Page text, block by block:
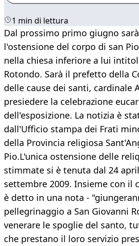
1 min di lettura
Dal prossimo primo giugno
l'ostensione del corpo di san
nella chiesa inferiore a lui
Rotondo. Sarà il prefetto della
delle cause dei santi, cardinale
presiedere la celebrazione
dell'esposizione. La notizia è
dall'Ufficio stampa dei Frati
della Provincia religiosa
Pio.L'unica ostensione delle
stimmate si è tenuta dal 24
settembre 2009. Insieme con il
è detto in una nota -
pellegrinaggio a San Giovanni
venerare le spoglie del santo,
che prestano il loro servizio